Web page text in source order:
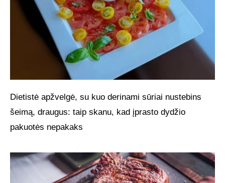
Dietistė apžvelgė, su kuo derinami sūriai nustebins
šeimą, draugus: taip skanu, kad įprasto dydžio
pakuotės nepakaks